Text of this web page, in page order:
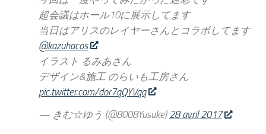
超会議はホール10に展示してます
当日はアリスのレイヤーさんとコラボしてます
@kazuhacos
イラスト るみあさん
デザイン&施工 のらいも工房さん
pic.twitter.com/dor7qQYVqq
— きむ☆ゆう (@8008Yusuke)28 avril 2017